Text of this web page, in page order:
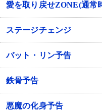
愛を取り戻せZONE(通常
ステージチェンジ
バット・リン予告
鉄骨予告
悪魔の化身予告